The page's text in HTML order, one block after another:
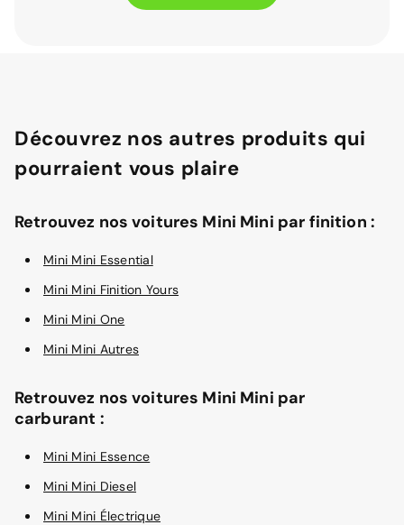
Découvrez nos autres produits qui
pourraient vous plaire
Retrouvez nos voitures Mini Mini par finition :
Mini Mini Essential
Mini Mini Finition Yours
Mini Mini One
Mini Mini Autres
Retrouvez nos voitures Mini Mini par
carburant :
Mini Mini Essence
Mini Mini Diesel
Mini Mini Électrique